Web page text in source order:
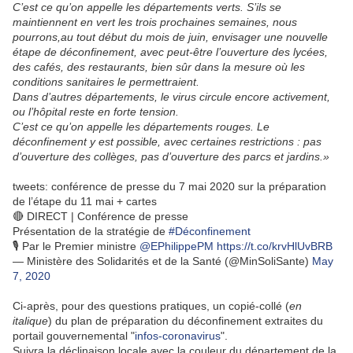
C’est ce qu’on appelle les départements verts. S’ils se
maintiennent en vert les trois prochaines semaines, nous
pourrons,au tout début du mois de juin, envisager une nouvelle
étape de déconfinement, avec peut-être l’ouverture des lycées,
des cafés, des restaurants, bien sûr dans la mesure où les
conditions sanitaires le permettraient.
Dans d’autres départements, le virus circule encore activement,
ou l’hôpital reste en forte tension.
C’est ce qu’on appelle les départements rouges. Le
déconfinement y est possible, avec certaines restrictions : pas
d’ouverture des collèges, pas d’ouverture des parcs et jardins.»
tweets: conférence de presse du 7 mai 2020 sur la préparation
de l’étape du 11 mai + cartes
🔴 DIRECT | Conférence de presse
Présentation de la stratégie de #Déconfinement
🎙 Par le Premier ministre @EPhilippePM https://t.co/krvHlUvBRB
— Ministère des Solidarités et de la Santé (@MinSoliSante) May
7, 2020
Ci-après, pour des questions pratiques, un copié-collé (en
italique) du plan de préparation du déconfinement extraites du
portail gouvernemental "infos-coronavirus".